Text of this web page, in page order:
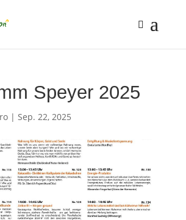
Speyer 2025
| Sep. 22, 2025